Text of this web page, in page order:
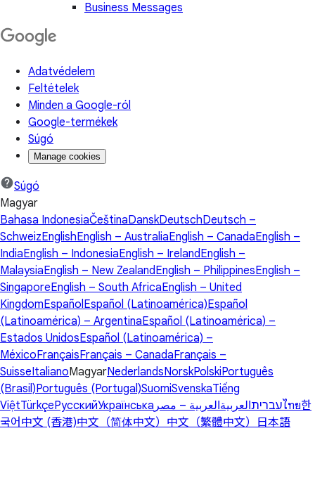
Business Messages
Adatvédelem
Feltételek
Minden a Google-ról
Google-termékek
Súgó
Manage cookies
Súgó
Magyar
Bahasa IndonesiaČeštinaDanskDeutschDeutsch –
SchweizEnglishEnglish – AustraliaEnglish – CanadaEnglish –
IndiaEnglish – IndonesiaEnglish – IrelandEnglish –
MalaysiaEnglish – New ZealandEnglish – PhilippinesEnglish –
SingaporeEnglish – South AfricaEnglish – United
KingdomEspañolEspañol (Latinoamérica)Español
(Latinoamérica) – ArgentinaEspañol (Latinoamérica) –
Estados UnidosEspañol (Latinoamérica) –
MéxicoFrançaisFrançais – CanadaFrançais –
SuisseItalianoMagyarNederlandsNorskPolskiPortuguês
(Brasil)Português (Portugal)SuomiSvenskaTiếng
ViệtTürkçeРусскийУкраїнська עבריתالعربيةالعربية – مصر ไทย한
국어 中文 (香港)中文（简体中文） 中文（繁體中文） 日本語